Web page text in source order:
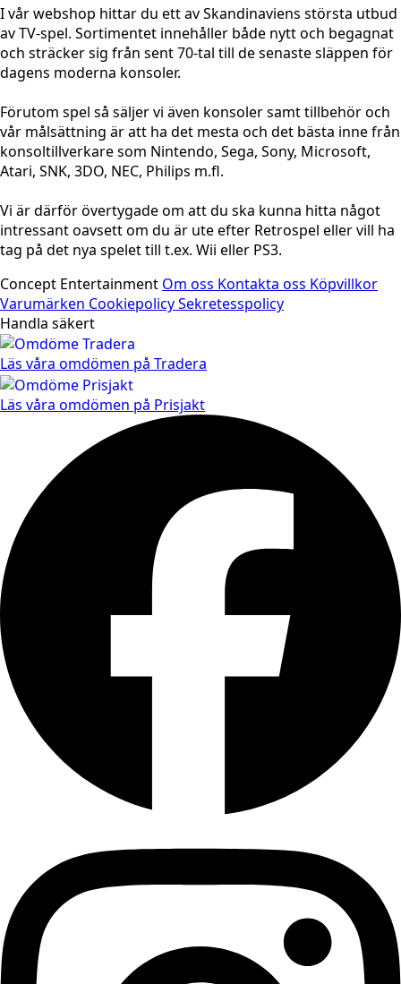
I vår webshop hittar du ett av Skandinaviens största utbud
av TV-spel. Sortimentet innehåller både nytt och begagnat
och sträcker sig från sent 70-tal till de senaste släppen för
dagens moderna konsoler.
Förutom spel så säljer vi även konsoler samt tillbehör och
vår målsättning är att ha det mesta och det bästa inne från
konsoltillverkare som Nintendo, Sega, Sony, Microsoft,
Atari, SNK, 3DO, NEC, Philips m.fl.
Vi är därför övertygade om att du ska kunna hitta något
intressant oavsett om du är ute efter Retrospel eller vill ha
tag på det nya spelet till t.ex. Wii eller PS3.
Concept Entertainment Om oss Kontakta oss Köpvillkor
Varumärken CookiepolicySekretesspolicy
Handla säkert
Läs våra omdömen på Tradera
Läs våra omdömen på Prisjakt